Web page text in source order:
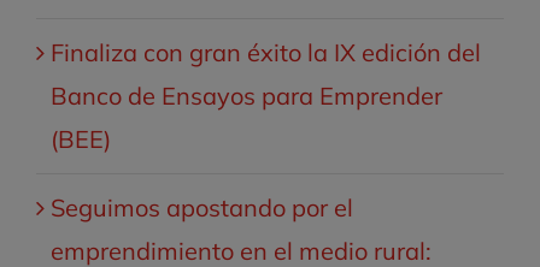
Finaliza con gran éxito la IX edición del
Banco de Ensayos para Emprender
(BEE)
Seguimos apostando por el
emprendimiento en el medio rural: